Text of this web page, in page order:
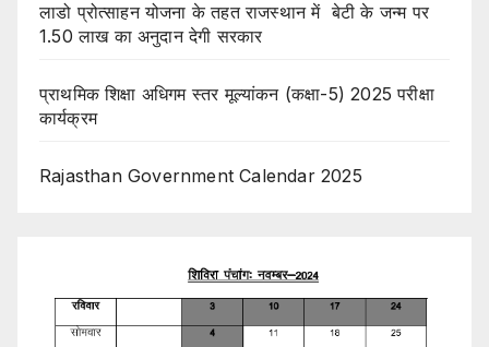
लाडो प्रोत्साहन योजना के तहत राजस्थान में बेटी के जन्म पर
1.50 लाख का अनुदान देगी सरकार
प्राथमिक शिक्षा अधिगम स्तर मूल्यांकन (कक्षा-5) 2025 परीक्षा
कार्यक्रम
Rajasthan Government Calendar 2025